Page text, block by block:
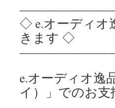
◇ e.オーディオ
きます ◇
e.オーディオ逸
イ）」でのお支